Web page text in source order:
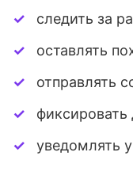
следить за
оставлять
отправлять
уведомлять